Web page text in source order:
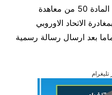
وحسب القواعد التي تنص عليها المادة 50 من معاهدة
الاتحاد الاوروبي
بعد ارسال رسالة رسمية
تليغرام